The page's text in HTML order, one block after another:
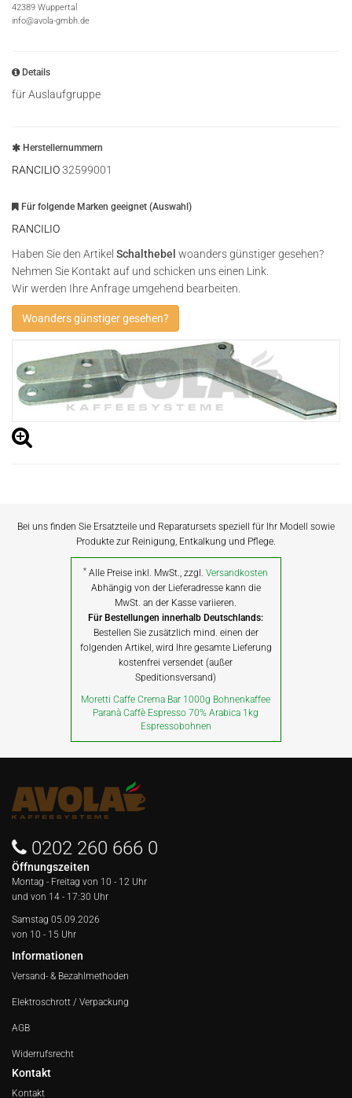
42389 Wuppertal
info@avola-gmbh.de
Details
für Auslaufgruppe
Herstellernummern
RANCILIO32599001
Für folgende Marken geeignet (Auswahl)
RANCILIO
Haben Sie den Artikel Schalthebel woanders günstiger gesehen?
Nehmen Sie Kontakt auf und schicken uns einen Link.
Wir werden Ihre Anfrage umgehend bearbeiten.
Woanders günstiger gesehen?
Bei uns finden Sie Ersatzteile und Reparatursets speziell für Ihr Modell sowie
Produkte zur Reinigung, Entkalkung und Pflege.
* Alle Preise inkl. MwSt., zzgl.Versandkosten
Abhängig von der Lieferadresse kann die
MwSt. an der Kasse variieren.
Für Bestellungen innerhalb Deutschlands:
Bestellen Sie zusätzlich mind. einen der
folgenden Artikel, wird Ihre gesamte Lieferung
kostenfrei versendet (außer
Speditionsversand)
Moretti Caffe Crema Bar 1000g Bohnenkaffee
Paranà Caffè Espresso 70% Arabica 1kg
Espressobohnen
0202 260 666 0
Öffnungszeiten
Montag - Freitag von 10 - 12 Uhr
und von 14 - 17:30 Uhr
Samstag 05.09.2026
von 10 - 15 Uhr
Informationen
Versand- & Bezahlmethoden
Elektroschrott / Verpackung
AGB
Widerrufsrecht
Kontakt
Kontakt